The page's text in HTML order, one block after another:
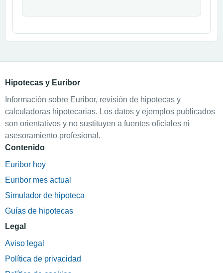
Hipotecas y Euribor
Información sobre Euribor, revisión de hipotecas y
calculadoras hipotecarias. Los datos y ejemplos publicados
son orientativos y no sustituyen a fuentes oficiales ni
asesoramiento profesional.
Contenido
Euribor hoy
Euribor mes actual
Simulador de hipoteca
Guías de hipotecas
Legal
Aviso legal
Política de privacidad